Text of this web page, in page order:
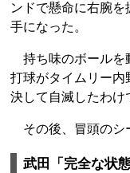
ンドで懸命に右腕
手になった。
持ち味のボールを
打球がタイムリー内
決して自滅したわけ
その後、冒頭のシ
武田「完全な状